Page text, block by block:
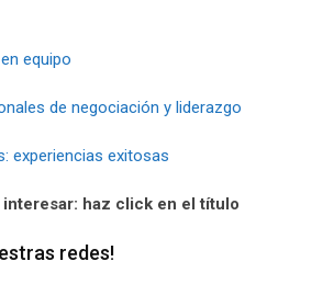
equipo
de negociación y liderazgo
experiencias exitosas
interesar: haz click en el título
redes!